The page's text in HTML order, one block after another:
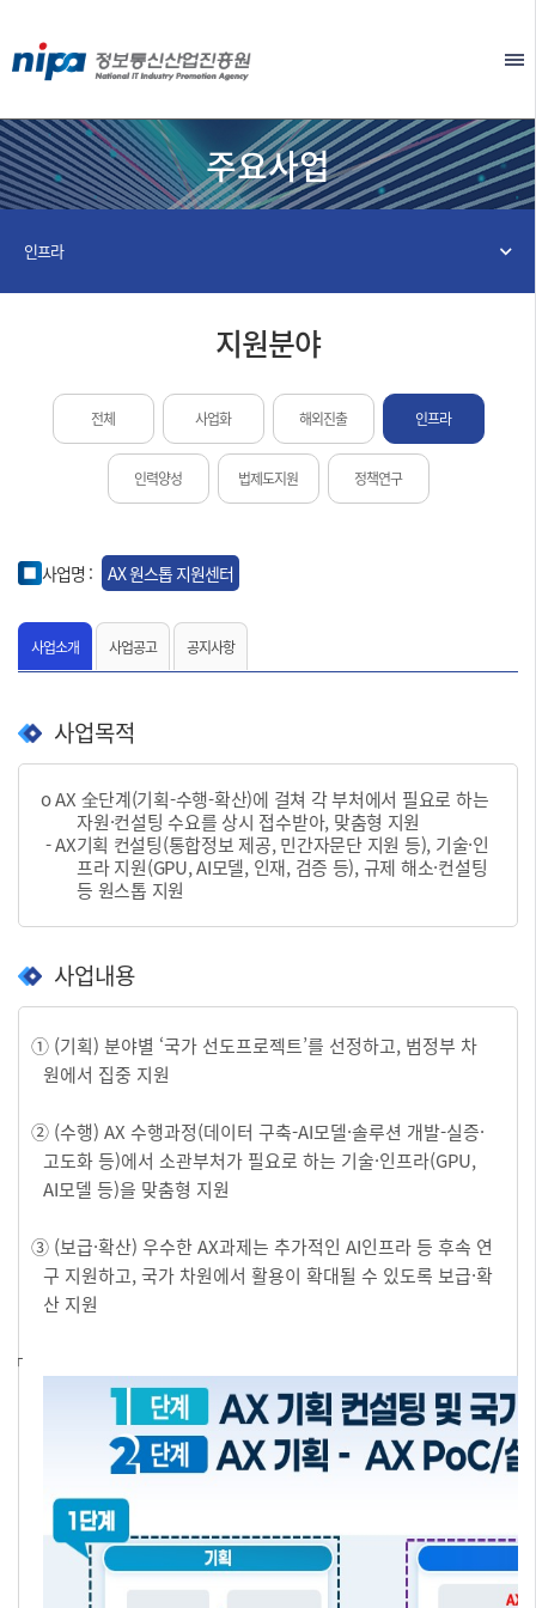
주요사업
인프라
지원분야
전체 사업화 해외진출 인프라
인력양성 법제도지원 정책연구
사업명 : AX 원스톱 지원센터
사업소개 사업공고 공지사항
사업목적
o AX 全단계(기획-수행-확산)에 걸쳐 각 부처에서 필요로 하는
자원·컨설팅 수요를 상시 접수받아, 맞춤형 지원
- AX기획 컨설팅(통합정보 제공, 민간자문단 지원 등), 기술·인
프라 지원(GPU, AI모델, 인재, 검증 등), 규제 해소·컨설팅
등 원스톱 지원
사업내용
① (기획) 분야별 ‘국가 선도프로젝트’를 선정하고, 범정부 차
원에서 집중 지원
② (수행) AX 수행과정(데이터 구축-AI모델·솔루션 개발-실증·
고도화 등)에서 소관부처가 필요로 하는 기술·인프라(GPU,
AI모델 등)을 맞춤형 지원
③ (보급·확산) 우수한 AX과제는 추가적인 AI인프라 등 후속 연
구 지원하고, 국가 차원에서 활용이 확대될 수 있도록 보급·확
산 지원
ㅠ